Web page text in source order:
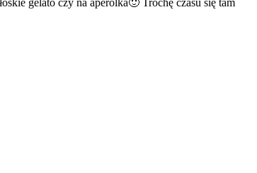
gelato czy na aperolka🙂 Trochę czasu się tam